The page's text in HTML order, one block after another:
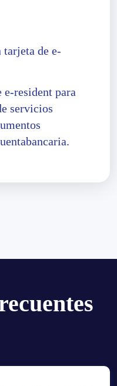
tarjeta de e-
e-resident para
servicios